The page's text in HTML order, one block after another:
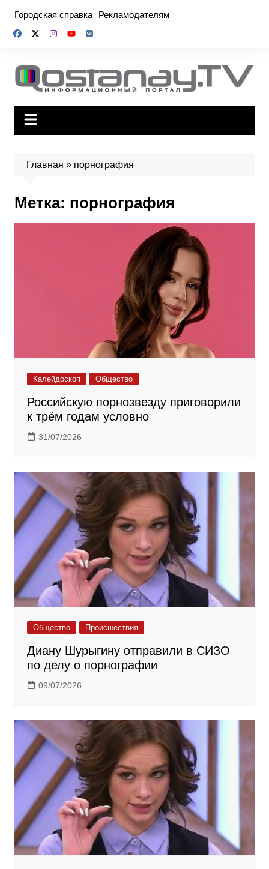
содержимому
Городская справка Рекламодателям
Главная » порнография
Метка: порнография
Калейдоскоп Общество
Российскую порнозвезду приговорили
к трём годам условно
31/07/2026
Общество Происшествия
Диану Шурыгину отправили в СИЗО
по делу о порнографии
09/07/2026